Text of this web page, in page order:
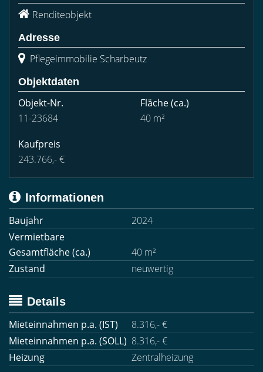
Renditeobjekt
Adresse
Pflegeimmobilie Scharbeutz
Objektdaten
Objekt-Nr.
11-23684
Fläche(ca.)
40 m²
Kaufpreis
243.766,- €
Informationen
Baujahr
2024
Vermietbare
Gesamtfläche (ca.)
40 m²
Zustand
neuwertig
Details
Mieteinnahmen p.a. (IST)
8.316,- €
Mieteinnahmen p.a. (SOLL) 8.316,- €
Heizung
Zentralheizung